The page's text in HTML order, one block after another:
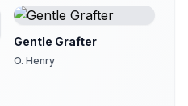
Gentle Grafter
O. Henry